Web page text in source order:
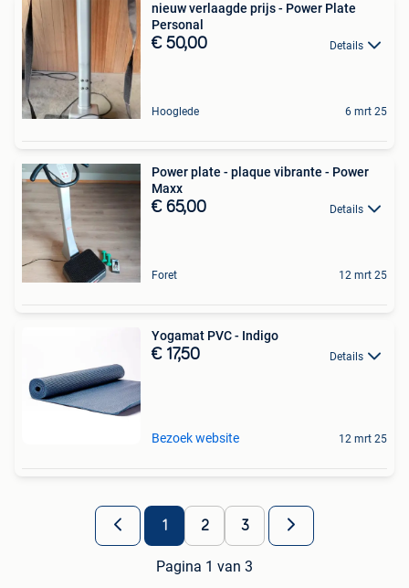
nieuw verlaagde prijs - Power Plate
Personal
€ 50,00 Details
Hooglede 6 mrt 25
Power plate - plaque vibrante - Power
Maxx
€ 65,00 Details
Foret 12 mrt 25
Yogamat PVC - Indigo
€ 17,50 Details
Bezoek website 12 mrt 25
1 2 3
Pagina 1 van 3